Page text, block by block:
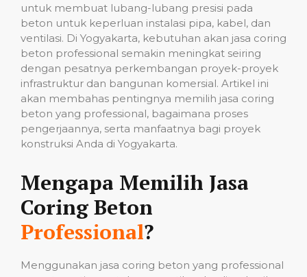
untuk membuat lubang-lubang presisi pada
beton untuk keperluan instalasi pipa, kabel, dan
ventilasi. Di Yogyakarta, kebutuhan akan jasa coring
beton professional semakin meningkat seiring
dengan pesatnya perkembangan proyek-proyek
infrastruktur dan bangunan komersial. Artikel ini
akan membahas pentingnya memilih jasa coring
beton yang professional, bagaimana proses
pengerjaannya, serta manfaatnya bagi proyek
konstruksi Anda di Yogyakarta.
Mengapa Memilih Jasa
Coring Beton
Professional?
Menggunakan jasa coring beton yang professional